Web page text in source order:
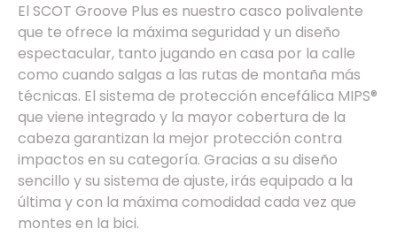
El SCOT Groove Plus es nuestro casco polivalente
que te ofrece la máxima seguridad y un diseño
espectacular, tanto jugando en casa por la calle
como cuando salgas a las rutas de montaña más
técnicas. El sistema de protección encefálica MIPS®
que viene integrado y la mayor cobertura de la
cabeza garantizan la mejor protección contra
impactos en su categoría. Gracias a su diseño
sencillo y su sistema de ajuste, irás equipado a la
última y con la máxima comodidad cada vez que
montes en la bici.